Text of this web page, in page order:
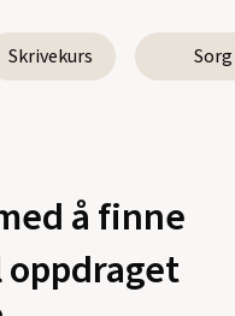
Skrivekurs Sorg
å finne